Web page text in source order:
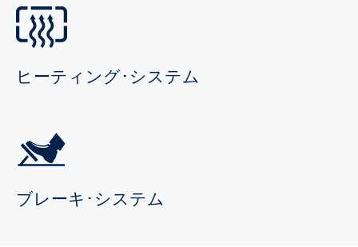
ヒーティング･システム
ブレーキ･システム